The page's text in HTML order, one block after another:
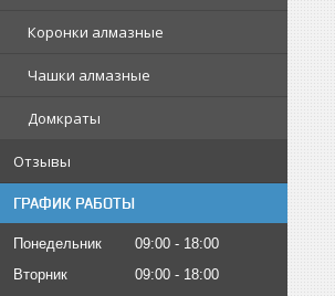
Коронки алмазные
Чашки алмазные
Домкраты
Отзывы
ГРАФИК РАБОТЫ
Понедельник 09:00
18:00
Вторник
09:00
18:00